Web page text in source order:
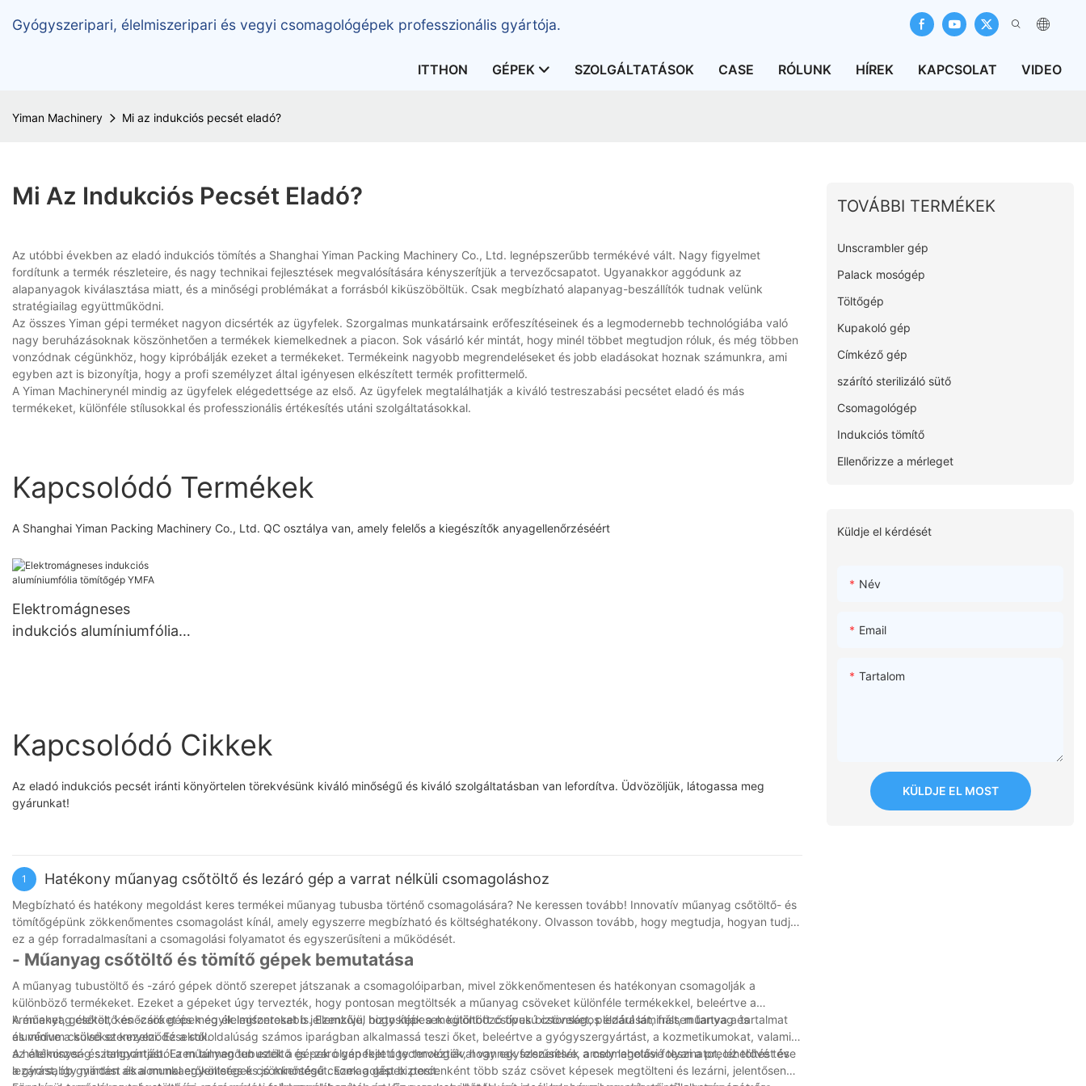
Gyógyszeripari, élelmiszeripari és vegyi csomagológépek professzionális gyártója.
ITTHON GÉPEK SZOLGÁLTATÁSOK CASE RÓLUNK HÍREK KAPCSOLAT VIDEO
Yiman Machinery Mi az indukciós pecsét eladó?
Mi Az Indukciós Pecsét Eladó?
Az utóbbi években az eladó indukciós tömítés a Shanghai Yiman Packing Machinery Co., Ltd. legnépszerűbb termékévé vált. Nagy figyelmet
fordítunk a termék részleteire, és nagy technikai fejlesztések megvalósítására kényszerítjük a tervezőcsapatot. Ugyanakkor aggódunk az
alapanyagok kiválasztása miatt, és a minőségi problémákat a forrásból kiküszöböltük. Csak megbízható alapanyag-beszállítók tudnak velünk
stratégiailag együttműködni.
Az összes Yiman gépi terméket nagyon dicsérték az ügyfelek. Szorgalmas munkatársaink erőfeszítéseinek és a legmodernebb technológiába való
nagy beruházásoknak köszönhetően a termékek kiemelkednek a piacon. Sok vásárló kér mintát, hogy minél többet megtudjon róluk, és még többen
vonzódnak cégünkhöz, hogy kipróbálják ezeket a termékeket. Termékeink nagyobb megrendeléseket és jobb eladásokat hoznak számunkra, ami
egyben azt is bizonyítja, hogy a profi személyzet által igényesen elkészített termék profittermelő.
A Yiman Machinerynél mindig az ügyfelek elégedettsége az első. Az ügyfelek megtalálhatják a kiváló testreszabási pecsétet eladó és más
termékeket, különféle stílusokkal és professzionális értékesítés utáni szolgáltatásokkal.
Kapcsolódó Termékek
A Shanghai Yiman Packing Machinery Co., Ltd. QC osztálya van, amely felelős a kiegészítők anyagellenőrzéséért
Elektromágneses
indukciós alumíniumfólia
Kapcsolódó Cikkek
Az eladó indukciós pecsét iránti könyörtelen törekvésünk kiváló minőségű és kiváló szolgáltatásban van lefordítva. Üdvözöljük, látogassa meg
gyárunkat!
1 Hatékony műanyag csőtöltő és lezáró gép a varrat nélküli csomagoláshoz
Megbízható és hatékony megoldást keres termékei műanyag tubusba történő csomagolására? Ne keressen tovább! Innovatív műanyag csőtöltő- és
tömítőgépünk zökkenőmentes csomagolást kínál, amely egyszerre megbízható és költséghatékony. Olvasson tovább, hogy megtudja, hogyan tudja
ez a gép forradalmasítani a csomagolási folyamatot és egyszerűsíteni a működését.
- Műanyag csőtöltő és tömítő gépek bemutatása
A műanyag tubustöltő és -záró gépek döntő szerepet játszanak a csomagolóiparban, mivel zökkenőmentesen és hatékonyan csomagolják a
különböző termékeket. Ezeket a gépeket úgy tervezték, hogy pontosan megtöltsék a műanyag csöveket különféle termékekkel, beleértve a
krémeket, géleket, kenőcsöket és még élelmiszereket is. Ezenkívül biztosítják a megtöltött csövek biztonságos lezárását, frissen tartva a tartalmat
és védve a külső szennyeződésektől.
A műanyag csőtöltő és -záró gépek egyik legfontosabb jellemzője, hogy képesek különböző típusú csöveket, például laminált, műanyag és
alumínium csöveket kezelni. Ez a sokoldalúság számos iparágban alkalmassá teszi őket, beleértve a gyógyszergyártást, a kozmetikumokat, valamint
az élelmiszer- és italgyártást. Ezen túlmenően ezek a gépek olyan fejlett technológiával vannak felszerelve, amely lehetővé teszi a precíz töltést és
lezárást, így minden alkalommal egyenletes és jó minőségű csomagolást biztosít.
A hatékonyság szempontjából a műanyag tubustöltő és -záró gépeket úgy tervezték, hogy egyszerűsítsék a csomagolási folyamatot, lehetővé téve
a gyorsabb gyártást és a munkaerőköltségek csökkentését. Ezek a gépek percenként több száz csövet képesek megtölteni és lezárni, jelentősen
TOVÁBBI TERMÉKEK
Unscrambler gép
Palack mosógép
Töltőgép
Kupakoló gép
Címkéző gép
szárító sterilizáló sütő
Csomagológép
Indukciós tömítő
Ellenőrizze a mérleget
Küldje el kérdését
Név
Email
Tartalom
KÜLDJE EL MOST